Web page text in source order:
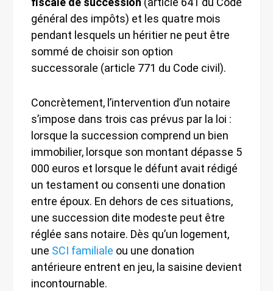
général des impôts) et les quatre mois
pendant lesquels un héritier ne peut être
sommé de choisir son option
successorale (article 771 du Code civil).
Concrètement, l’intervention d’un notaire
s’impose dans trois cas prévus par la loi :
lorsque la succession comprend un bien
immobilier, lorsque son montant dépasse 5
000 euros et lorsque le défunt avait rédigé
un testament ou consenti une donation
entre époux. En dehors de ces situations,
une succession dite modeste peut être
réglée sans notaire. Dès qu’un logement,
une SCI familiale ou une donation
antérieure entrent en jeu, la saisine devient
incontournable.